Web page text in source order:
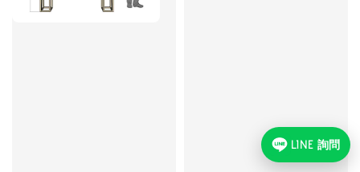
LINE 詢問